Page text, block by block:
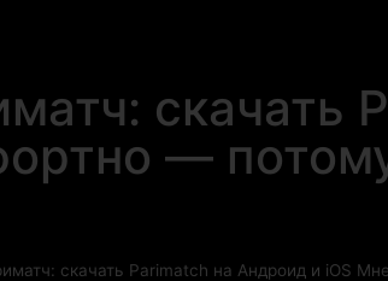
—
скачать Parimatch на Андроид и